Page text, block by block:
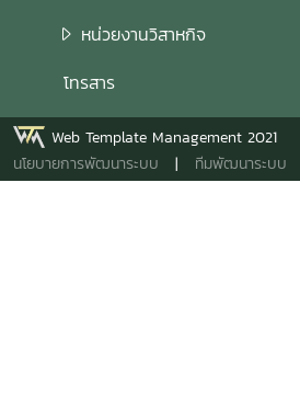
หน่วยงานวิสาหกิจ
โทรสาร
Web Template Management 2021
นโยบายการพัฒนาระบบ | ทีมพัฒนาระบบ